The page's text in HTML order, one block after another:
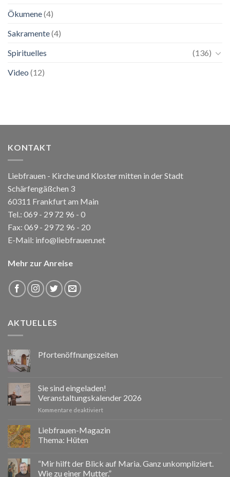
Ökumene(4)
Sakramente(4)
Spirituelles
(136)
Video (12)
KONTAKT
Liebfrauen - Kirche und Kloster mitten in der Stadt
Schärfengäßchen 3
60311 Frankfurt am Main
Tel.: 069 - 29 72 96 - 0
Fax: 069 - 29 72 96 - 20
E-Mail: info@liebfrauen.net
Mehr zur Anreise
AKTUELLES
Pfortenöffnungszeiten
Sie sind eingeladen!
Veranstaltungskalender 2026
Kommentare deaktiviertfür
sind
eingeladen!
Liebfrauen-Magazin
Thema: Hüten
“Mir hilft der Blick auf Maria. Ganz unkompliziert.
Wie zu einer Mutter.”